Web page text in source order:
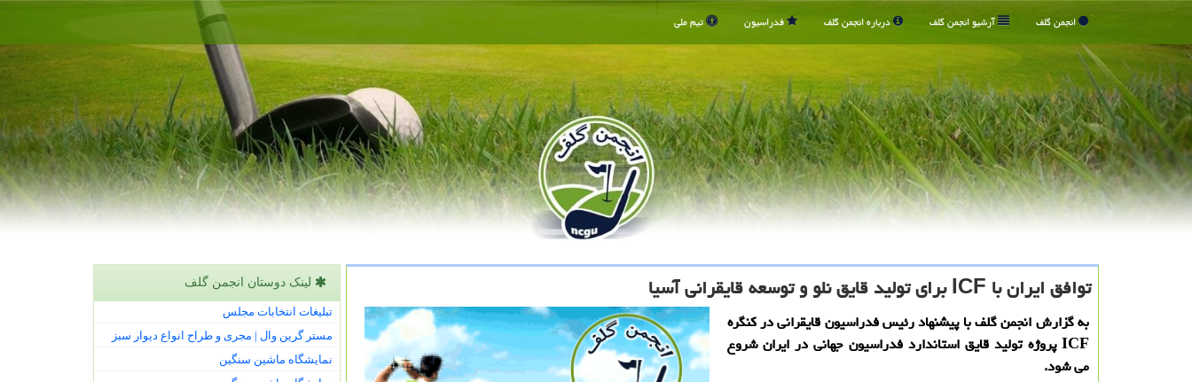
انجمن گلف آرشیو انجمن گلف درباره انجمن گلف فدراسیون تیم ملی
توافق ایران با ICF برای تولید قایق نلو و توسعه قایقرانی آسیا
به گزارش انجمن گلف با پیشنهاد رئیس فدراسیون قایقرانی در کنگره
ICF پروژه تولید قایق استاندارد فدراسیون جهانی در ایران شروع
می شود.
لینک دوستان انجمن گلف
تبلیغات انتخابات مجلس
مستر گرین وال | مجری و طراح انواع دیوار سبز
نمایشگاه ماشین سنگین